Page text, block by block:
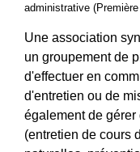
administrative
Une association
un groupement de
d'effectuer en
d'entretien ou de
également de
(entretien de cours